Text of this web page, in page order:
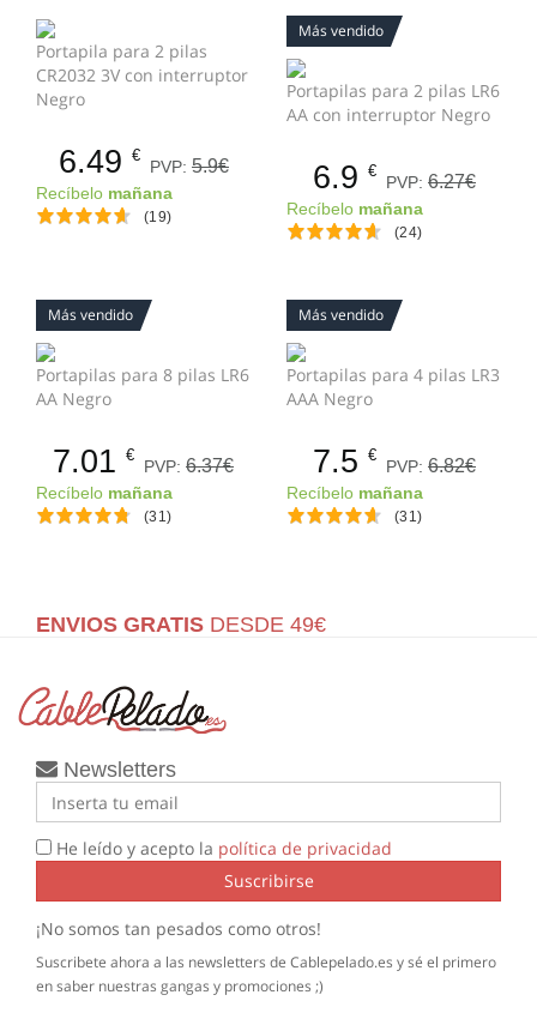
Portapila para 2 pilas
CR2032 3V con interruptor
Negro
6.49 €
PVP: 5.9€
Recíbelo mañana
(19)
Más vendido
Portapilas para 2 pilas LR6
AA con interruptor Negro
6.9 €
PVP: 6.27€
Recíbelo mañana
(24)
Más vendido
Portapilas para 8 pilas LR6
AA Negro
7.01 €
PVP: 6.37€
Recíbelo mañana
(31)
Más vendido
Portapilas para 4 pilas LR3
AAA Negro
7.5 €
PVP: 6.82€
Recíbelo mañana
(31)
ENVIOS GRATIS DESDE 49€
Newsletters
He leído y acepto la política de privacidad
Suscribirse
¡No somos tan pesados como otros!
Suscribete ahora a las newsletters de Cablepelado.es y sé el primero
en saber nuestras gangas y promociones ;)